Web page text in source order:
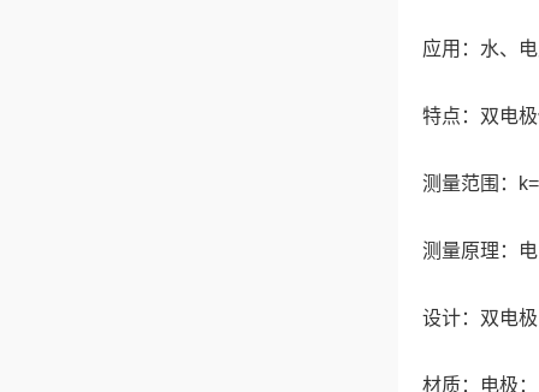
应用：水、
特点：双电
测量范围：
测量原理：
设计：双电
材质：电极